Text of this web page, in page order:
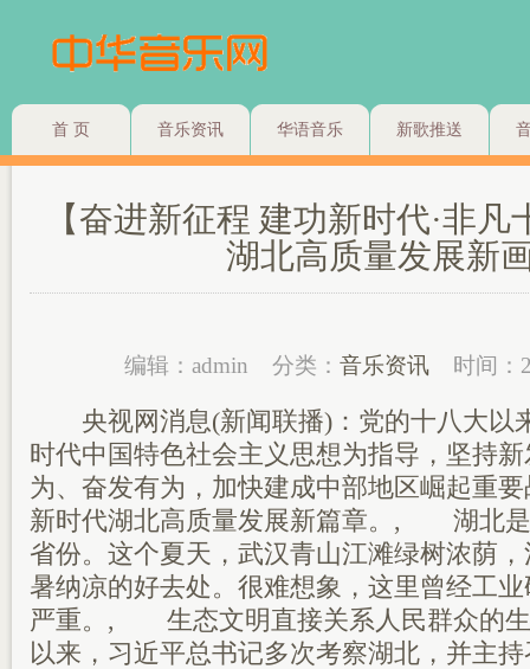
首 页 音乐资讯 华语音乐 新歌推送
【奋进新征程 建功新时代·非
湖北高质量发展新
编辑：admin 分类： 音乐资讯 时间：
央视网消息(新闻联播)：党的十八大以
时代中国特色社会主义思想为指导，坚持
为、奋发有为，加快建成中部地区崛起重
新时代湖北高质量发展新篇章。, 湖北是
省份。这个夏天，武汉青山江滩绿树浓荫
暑纳凉的好去处。很难想象，这里曾经工
严重。, 生态文明直接关系人民群众的生
以来，习近平总书记多次考察湖北，并主